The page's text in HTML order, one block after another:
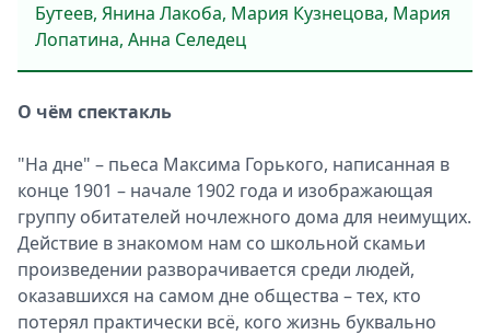
Бутеев, Янина Лакоба, Мария Кузнецова, Мария
Лопатина, Анна Селедец
О чём спектакль
"На дне" – пьеса Максима Горького, написанная в
конце 1901 – начале 1902 года и изображающая
группу обитателей ночлежного дома для неимущих.
Действие в знакомом нам со школьной скамьи
произведении разворачивается среди людей,
оказавшихся на самом дне общества – тех, кто
потерял практически всё, кого жизнь буквально